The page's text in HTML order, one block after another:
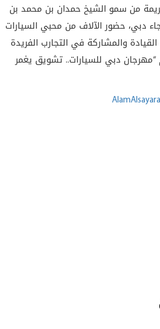
من سمو الشيخ حمدان بن محمد بن
دبي، حضور الآلاف من محبي السيارات
والمشاركة في التجارب الفريدة
“مهرجان دبي للسيارات.. تشويق يغمر